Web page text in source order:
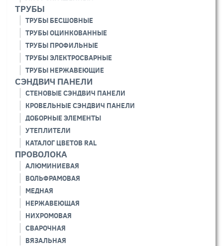
ТРУБЫ
ТРУБЫ БЕСШОВНЫЕ
ТРУБЫ ОЦИНКОВАННЫЕ
ТРУБЫ ПРОФИЛЬНЫЕ
ТРУБЫ ЭЛЕКТРОСВАРНЫЕ
ТРУБЫ НЕРЖАВЕЮЩИЕ
СЭНДВИЧ ПАНЕЛИ
СТЕНОВЫЕ СЭНДВИЧ ПАНЕЛИ
КРОВЕЛЬНЫЕ СЭНДВИЧ ПАНЕЛИ
ДОБОРНЫЕ ЭЛЕМЕНТЫ
УТЕПЛИТЕЛИ
КАТАЛОГ ЦВЕТОВ RAL
ПРОВОЛОКА
АЛЮМИНИЕВАЯ
ВОЛЬФРАМОВАЯ
МЕДНАЯ
НЕРЖАВЕЮЩАЯ
НИХРОМОВАЯ
СВАРОЧНАЯ
ВЯЗАЛЬНАЯ